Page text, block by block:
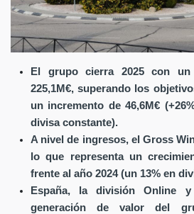
El grupo cierra 2025 con un
225,1M€, superando los
un incremento de 46,6M€
divisa constante).
A nivel de ingresos, el Gross
lo que representa un
frente al año 2024 (un 13% en
España, la división Online
generación de valor del